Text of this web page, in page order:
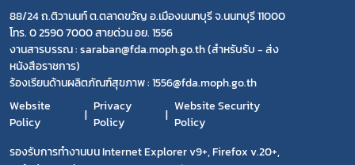
88/24 ถ.ติวานนท์ ต.ตลาดขวัญ อ.เมืองนนทบุรี จ.นนทบุรี 11000
โทร. 0 2590 7000 สายด่วน อย. 1556
งานสารบรรณ : saraban@fda.moph.go.th (สำหรับรับ - ส่ง
หนังสือราชการ)
ร้องเรียนด้านผลิตภัณฑ์สุขภาพ : 1556@fda.moph.go.th
Website
Policy
Privacy
Policy
Website Security
Policy
รองรับการทำงานบน Internet Explorer v9+, Firefox v.20+,